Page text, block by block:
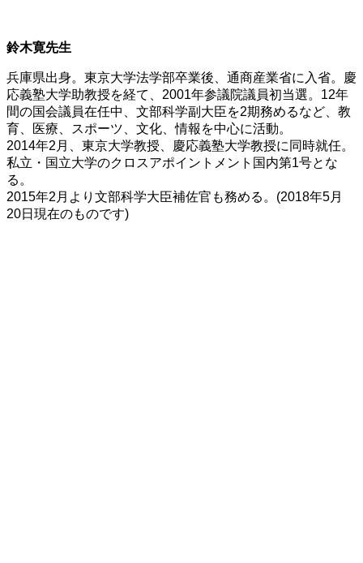
鈴木寛先生
兵庫県出身。東京大学法学部卒業後、通商産業省に入省。慶
応義塾大学助教授を経て、2001年参議院議員初当選。12年
間の国会議員在任中、文部科学副大臣を2期務めるなど、教
育、医療、スポーツ、文化、情報を中心に活動。
2014年2月、東京大学教授、慶応義塾大学教授に同時就任。
私立・国立大学のクロスアポイントメント国内第1号とな
る。
2015年2月より文部科学大臣補佐官も務める。(2018年5月
20日現在のものです)